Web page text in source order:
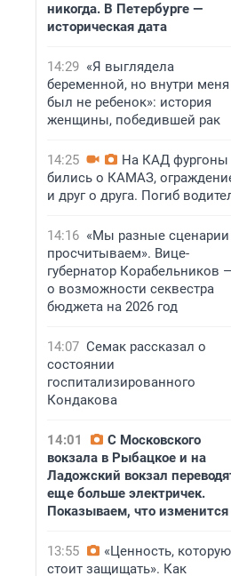
никогда. В Петербурге —
историческая дата
14:29 «Я выглядела
беременной, но внутри меня
был не ребенок»: история
женщины, победившей рак
14:25
На КАД фургоны
бились о КАМАЗ,
и друг о друга. Погиб
14:16 «Мы разные сценарии
просчитываем». Вице-
губернатор Корабельников
о возможности секвестра
бюджета на 2026 год
14:07 Семак рассказал о
состоянии
госпитализированного
Кондакова
14:01
С Московского
вокзала в Рыбацкое и на
Ладожский вокзал
еще больше электричек.
Показываем, что изменится
13:55
«Ценность, которую
стоит защищать». Как